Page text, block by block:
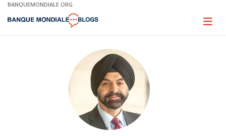
Skip
Main
BANQUEMONDIALE.ORG
Page